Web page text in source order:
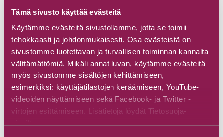
Tämä sivusto käyttää evästeitä
Käytämme evästeitä sivustollamme, jotta se toimii
tehokkaasti ja johdonmukaisesti. Osa evästeistä on
sivustomme luotettavan ja turvallisen toiminnan kannalta
välttämättömiä. Mikäli annat luvan, käytämme evästeitä
myös sivustomme sisältöjen kehittämiseen,
esimerkiksi: käyttäjätilastojen keräämiseen, YouTube-
videoiden näyttämiseen sekä Facebook- ja Twitter -
virtojen esittämiseen. Lisätietoja löydät Tietosuoja-
sivuiltamme.